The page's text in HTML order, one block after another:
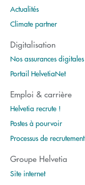
Actualités
Climate partner
Digitalisation
Nos assurances digitales
Portail HelvetiaNet
Emploi & carrière
Helvetia recrute !
Postes à pourvoir
Processus de recrutement
Groupe Helvetia
Site internet